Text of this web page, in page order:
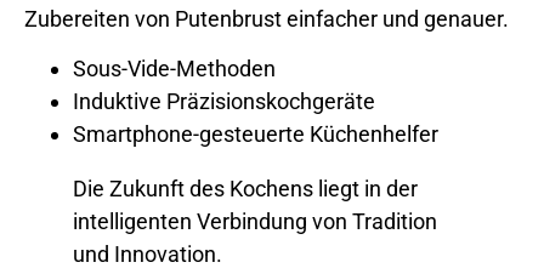
Zubereiten von Putenbrust einfacher und genauer.
Sous-Vide-Methoden
Induktive Präzisionskochgeräte
Smartphone-gesteuerte Küchenhelfer
Die Zukunft des Kochens liegt in der
intelligenten Verbindung von Tradition
und Innovation.